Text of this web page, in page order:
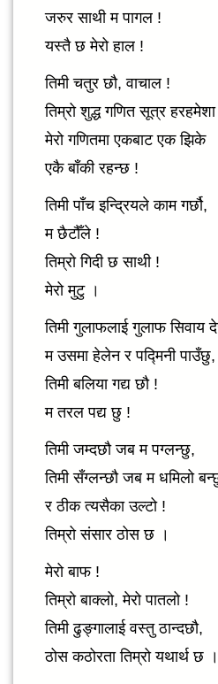
जरुर साथी म पागल !
यस्तै छ मेरो हाल !
तिमी चतुर छौ, वाचाल !
तिम्रो शुद्ध गणित सूत्र
मेरो गणितमा एकबाट एक झिके
एकै बाँकी रहन्छ !
तिमी पाँच इन्द्रियले काम गर्छौ,
म छैटौँले !
तिम्रो गिदी छ साथी !
मेरो मुटु ।
तिमी गुलाफलाई गुलाफ सिवाय
म उसमा हेलेन र पद्मिनी पाउँछु,
तिमी बलिया गद्य छौ !
म तरल पद्य छु !
तिमी जम्दछौ जब म पग्लन्छु,
तिमी सँग्लन्छौ जब म धमिलो
र ठीक त्यसैका उल्टो !
तिम्रो संसार ठोस छ ।
मेरो बाफ !
तिम्रो बाक्लो, मेरो पातलो !
तिमी ढुङ्गालाई वस्तु ठान्दछौ,
ठोस कठोरता तिम्रो यथार्थ छ ।